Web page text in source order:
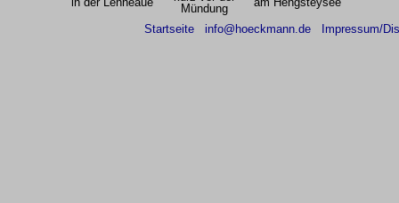
Mündung
Startseite
info@hoeckmann.de Impressum/